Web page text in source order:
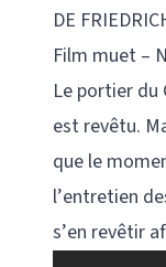
DE
Film muet –
Le portier
est revêtu.
que le
l’entretien
s’en revêtir